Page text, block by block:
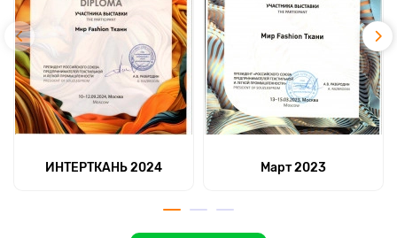
ИНТЕРТКАНЬ 2024 Март 2023